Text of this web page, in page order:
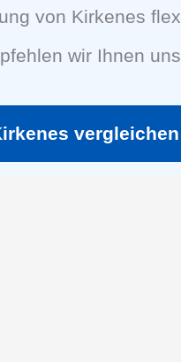
von Kirkenes
wir Ihnen
vergleichen